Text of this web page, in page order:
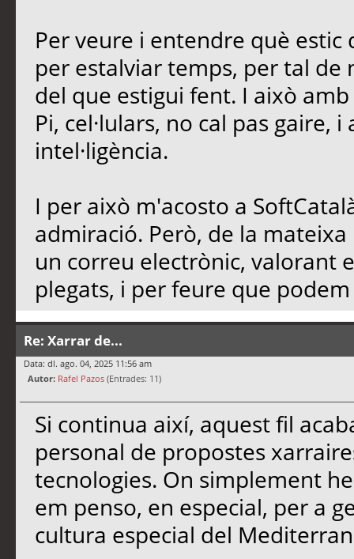
Per veure i entendre què
per estalviar temps, per tal
del que estigui fent. I això
Pi, cel·lulars, no cal pas gaire,
intel·ligència.
I per això m'acosto a
admiració. Però, de la
un correu electrònic, valorant
plegats, i per feure que
Re: Xarrar de...
Data: dl. ago. 04, 2025 11:56 am
Autor: Rafel Pazos (Entrades: 11)
Si continua així, aquest fil
personal de propostes
tecnologies. On simplement
em penso, en especial, per a
cultura especial del